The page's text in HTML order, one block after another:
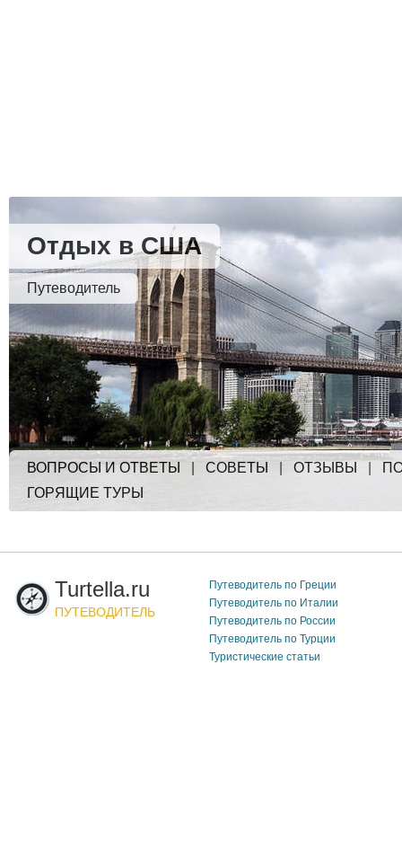
Отдых в США
Путеводитель
ВОПРОСЫ И ОТВЕТЫ СОВЕТЫ ОТЗЫВЫ
ГОРЯЩИЕ ТУРЫ
Turtella.ru
ПУТЕВОДИТЕЛЬ
Путеводитель по Греции
Путеводитель по Италии
Путеводитель по России
Путеводитель по Турции
Туристические статьи